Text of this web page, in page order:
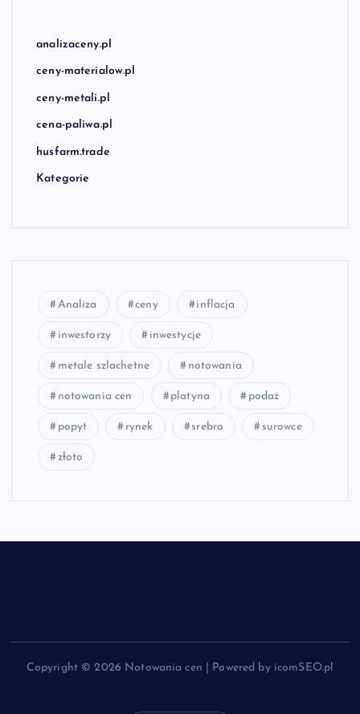
analizaceny.pl
ceny-materialow.pl
ceny-metali.pl
cena-paliwa.pl
husfarm.trade
Kategorie
Analiza ceny inflacja
inwestorzy inwestycje
metale szlachetne notowania
notowania cen platyna podaż
popyt rynek srebro surowce
złoto
Copyright © 2026 Notowania cen | Powered by icomSEO.pl